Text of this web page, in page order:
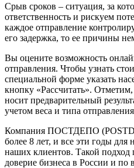
Срыв сроков – ситуация, за
ответственность и рискуем
каждое отправление
его задержка, то ее причины
Вы оцените возможность
отправления. Чтобы узнать
специальной форме указать
кнопку «Рассчитать».
носит предварительный
учетом веса и типа
Компания ПОСТДЕПО
более 8 лет, и все эти годы для
наших клиентов. Такой подход
доверие бизнеса в России и по